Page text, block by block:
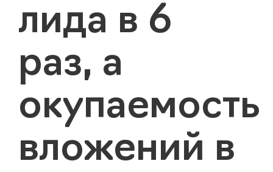
лида в 6
раз, а
окупаемость
вложений в